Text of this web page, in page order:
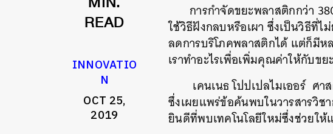
MIN.
READ
INNOVATIO
N
OCT 25,
2019
การกำจัดขยะพลาสติกกว่า
ใช้วิธีฝังกลบหรือเผา ซึ่งเป็นวิธีที่ไ
ลดการบริโภคพลาสติกได้แต่ก็มีห
เราทำอะไรเพื่อเพิ่มคุณค่าให้กับขย
เคนเนธโปปเปลไมเออร์ ศา
ซึ่งเผยแพร่ข้อค้นพบในวารสารวิช
ยินดีที่พบเทคโนโลยีใหม่ซึ่งช่วยใ